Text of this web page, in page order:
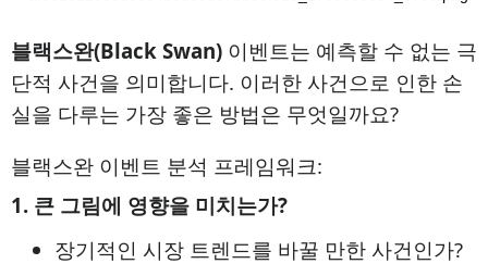
블랙스완(Black Swan) 이벤트는 예측할 수 없는 극
단적 사건을 의미합니다. 이러한 사건으로 인한 손
실을 다루는 가장 좋은 방법은 무엇일까요?
블랙스완 이벤트 분석 프레임워크:
1. 큰 그림에 영향을 미치는가?
장기적인 시장 트렌드를 바꿀 만한 사건인가?